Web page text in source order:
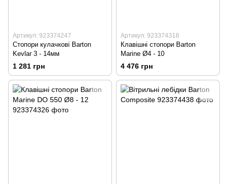
Артикул: 923374247
Стопори кулачкові Barton
Kevlar 3 - 14мм
1 281 грн
Артикул: 923374318
Клавішні стопори Barton
Marine Ø4 - 10
4 476 грн